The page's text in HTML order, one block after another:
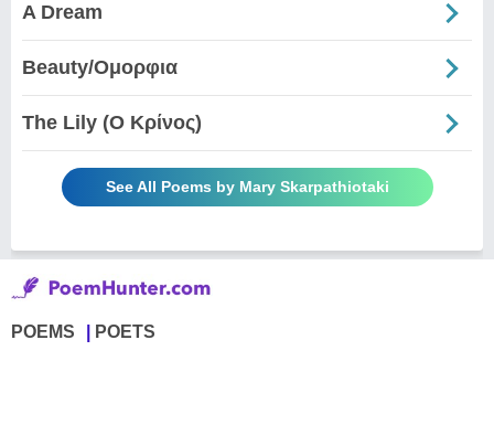
A Dream
Beauty/Ομορφια
The Lily (Ο Κρίνος)
See All Poems by Mary Skarpathiotaki
POEMS POETS